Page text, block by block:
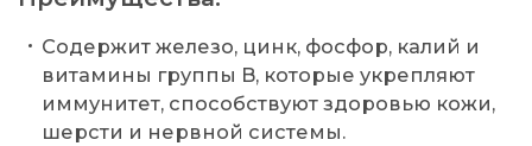
Содержит железо, цинк, фосфор, калий и
витамины группы B, которые укрепляют
иммунитет, способствуют здоровью кожи,
шерсти и нервной системы.